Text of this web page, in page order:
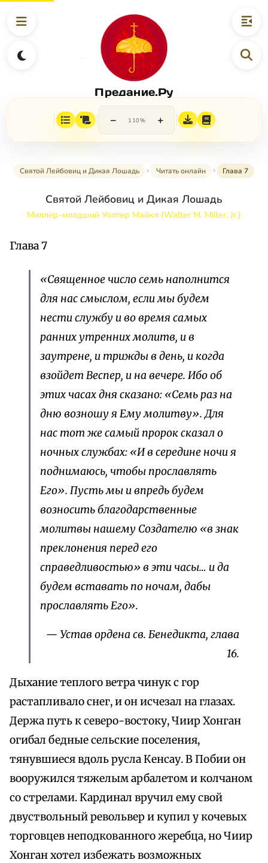
Предание.Ру
− 110% +
Святой Лейбовиц и Дикая Лошадь Читать онлайн Глава 7
Святой Лейбовиц и Дикая Лошадь
Миллер-младший Уолтер Майкл (Walter M. Miller, Jr.)
Глава 7
«Священное число семь наполнится
для нас смыслом, если мы будем
нести службу и во время самых
ранних утренних молитв, и в
заутрене, и трижды в день, и когда
взойдет Веспер, и на вечере. Ибо об
этих часах дня сказано: «Семь раз на
дню возношу я Ему молитву». Для
нас тот же самый пророк сказал о
ночных службах: «И в середине ночи я
поднимаюсь, чтобы прославлять
Его». Пусть мы и впредь будем
возносить благодарственные
молитвы нашему Создателю «в знак
преклонения перед его
справедливостью» в эти часы… и да
будем вставать по ночам, дабы
прославлять Его».
— Устав ордена св. Бенедикта, глава
16.
Дыхание теплого ветра чинук с гор
растапливало снег, и он исчезал на глазах.
Держа путь к северо-востоку, Чиир Хонган
огибал бедные сельские поселения,
тянувшиеся вдоль русла Кенсау. В Побии он
вооружился тяжелым арбалетом и колчаном
со стрелами. Кардинал вручил ему свой
двуствольный револьвер и купил у кочевых
торговцев неподкованного жеребца, но Чиир
Хонган хотел избежать возможных